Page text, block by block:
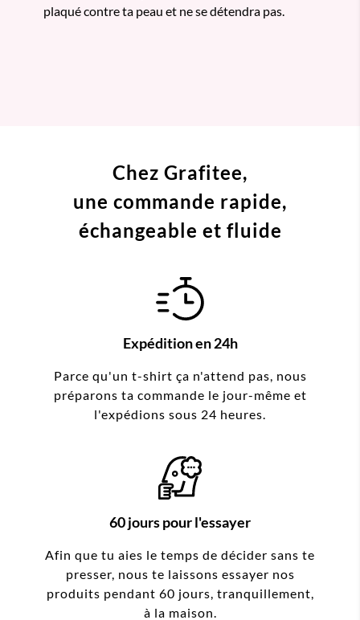
plaqué contre ta peau et ne se détendra pas.
Chez Grafitee,
une commande rapide,
échangeable et fluide
Expédition en 24h
Parce qu'un t-shirt ça n'attend pas, nous
préparons ta commande le jour-même et
l'expédions sous 24 heures.
60 jours pour l'essayer
Afin que tu aies le temps de décider sans te
presser, nous te laissons essayer nos
produits pendant 60 jours, tranquillement,
à la maison.